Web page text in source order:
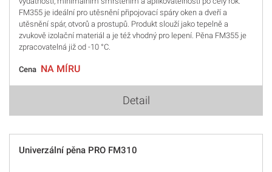
FM355 je ideální pro utěsnění připojovací spáry oken a dveří a
utěsnění spár, otvorů a prostupů. Produkt slouží jako tepelně a
zvukově izolační materiál a je též vhodný pro lepení. Pěna FM355 je
zpracovatelná již od -10 °C.
Cena NA MÍRU
Detail
Univerzální pěna PRO FM310